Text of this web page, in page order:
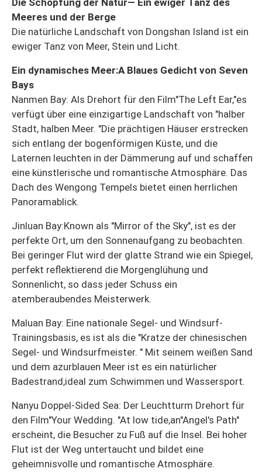
Meeres und der Berge
Die natürliche Landschaft von Dongshan Island ist ein
ewiger Tanz von Meer, Stein und Licht.
Ein dynamisches Meer:A Blaues Gedicht von Seven
Bays
Nanmen Bay: Als Drehort für den Film"The Left Ear,"es
verfügt über eine einzigartige Landschaft von "halber
Stadt, halben Meer. "Die prächtigen Häuser erstrecken
sich entlang der bogenförmigen Küste, und die
Laternen leuchten in der Dämmerung auf und schaffen
eine künstlerische und romantische Atmosphäre. Das
Dach des Wengong Tempels bietet einen herrlichen
Panoramablick.
Jinluan Bay:Known als "Mirror of the Sky", ist es der
perfekte Ort, um den Sonnenaufgang zu beobachten.
Bei geringer Flut wird der glatte Strand wie ein Spiegel,
perfekt reflektierend die Morgenglühung und
Sonnenlicht, so dass jeder Schuss ein
atemberaubendes Meisterwerk.
Maluan Bay: Eine nationale Segel- und Windsurf-
Trainingsbasis, es ist als die "Kratze der chinesischen
Segel- und Windsurfmeister. " Mit seinem weißen Sand
und dem azurblauen Meer ist es ein natürlicher
Badestrand,ideal zum Schwimmen und Wassersport.
Nanyu Doppel-Sided Sea: Der Leuchtturm Drehort für
den Film"Your Wedding. "At low tide,an"Angel's Path"
erscheint, die Besucher zu Fuß auf die Insel. Bei hoher
Flut ist der Weg untertaucht und bildet eine
geheimnisvolle und romantische Atmosphäre.